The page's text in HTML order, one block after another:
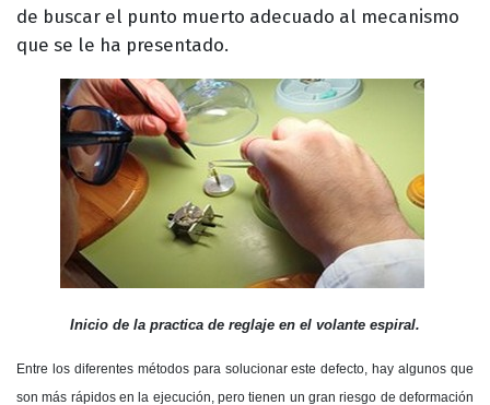
de buscar el punto muerto adecuado al mecanismo
que se le ha presentado.
Inicio de la practica de reglaje en el volante espiral.
Entre los diferentes métodos para solucionar este defecto, hay algunos que
son más rápidos en la ejecución, pero tienen un gran riesgo de deformación